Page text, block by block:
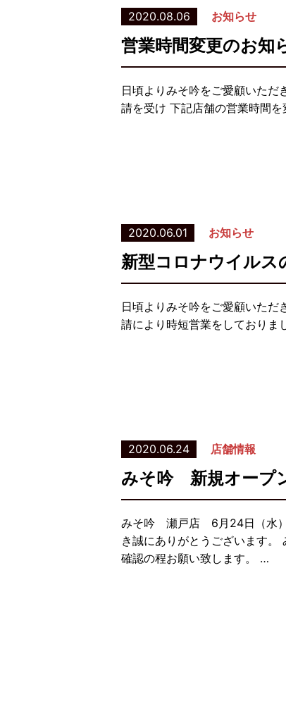
2020.08.06 お知らせ
営業時間変更のお知
日頃よりみそ吟をご愛顧いた
請を受け 下記店舗の営業時間
2020.06.01 お知らせ
新型コロナウイルス
日頃よりみそ吟をご愛顧いた
請により時短営業をしており
2020.06.24 店舗情報
みそ吟 新規オープ
みそ吟 瀬戸店 6月24日（水）
き誠にありがとうございます
確認の程お願い致します。 …